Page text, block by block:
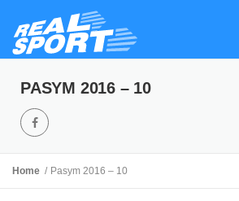
PASYM 2016 – 10
Home Pasym 2016 – 10